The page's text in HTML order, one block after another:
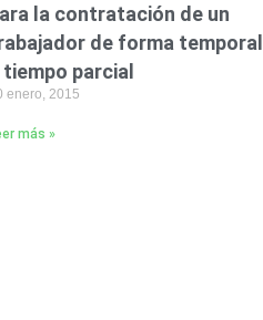
la contratación de un
de forma temporal
tiempo parcial
enero, 2015
más »